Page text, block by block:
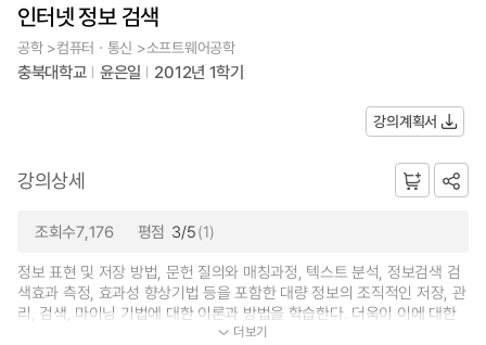
인터넷 정보 검색
공학 >컴퓨터ㆍ통신 >소프트웨어공학
충북대학교 윤은일 2012년 1학기
강의계획서
강의상세
조회수7,176 평점 3/5(1)
정보 표현 및 저장 방법, 문헌 질의와 매칭과정, 텍스트 분석, 정보검색 검
색효과 측정, 효과성 향상기법 등을 포함한 대량 정보의 조직적인 저장, 관
리, 검색, 마이닝 기법에 대한 이론과 방법을 학습한다. 더욱이 이에 대한
실제적인 응용 예로써 블로그, 웰... 더보기